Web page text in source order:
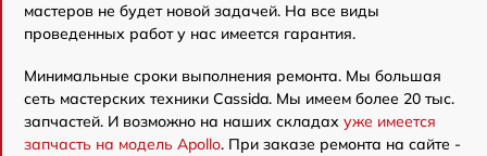
мастеров не будет новой задачей. На все виды
проведенных работ у нас имеется гарантия.
Минимальные сроки выполнения ремонта. Мы большая
сеть мастерских техники Cassida. Мы имеем более 20 тыс.
запчастей. И возможно на наших складах уже имеется
запчасть на модель Apollo. При заказе ремонта на сайте -